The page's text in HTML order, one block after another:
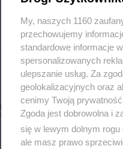
Nie zapomnij
zapoznać się z:
polityką prywatności
My, naszych 1160
przechowujemy
standardowe informacje
spersonalizowanych
ulepszanie usług. Za
geolokalizacyjnych oraz
cenimy Twoją
Zgoda jest dobrowolna i
się w lewym dolnym rogu
ale masz prawo